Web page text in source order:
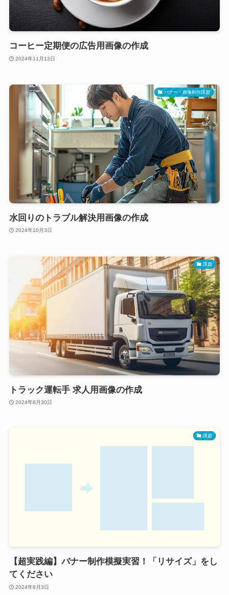
コーヒー定期便の広告用画像の作成
2024年11月13日
バナー・画像制作課題
水回りのトラブル解決用画像の作成
2024年10月3日
課題
トラック運転手 求人用画像の作成
2024年8月30日
課題
【超実践編】バナー制作模擬実習！「リサイズ」をし
てください
2024年8月3日